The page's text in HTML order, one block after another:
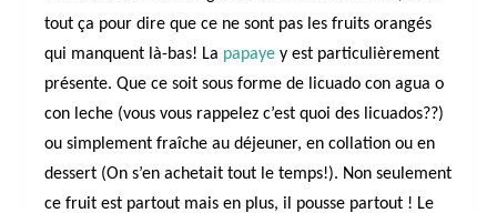
tout ça pour dire que ce ne sont pas les fruits orangés
qui manquent là-bas! La papaye y est particulièrement
présente. Que ce soit sous forme de licuado con agua o
con leche (vous vous rappelez c’est quoi des licuados??)
ou simplement fraîche au déjeuner, en collation ou en
dessert (On s’en achetait tout le temps!). Non seulement
ce fruit est partout mais en plus, il pousse partout ! Le